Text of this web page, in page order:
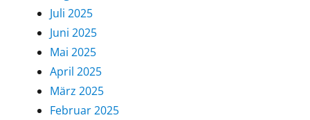
Juli 2025
Juni 2025
Mai 2025
April 2025
März 2025
Februar 2025